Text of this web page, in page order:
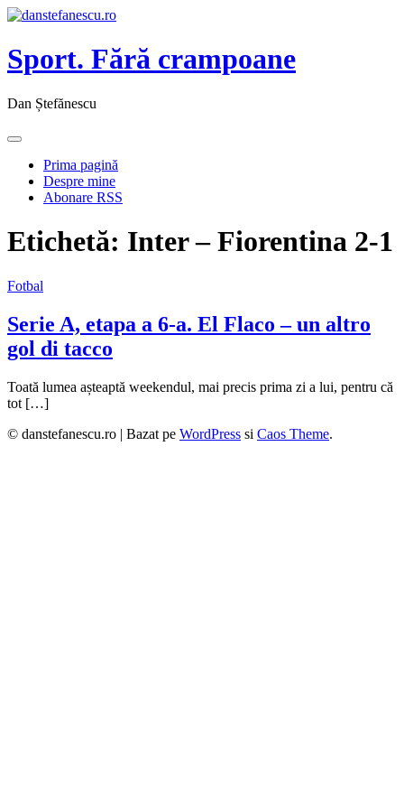
Sport. Fără crampoane
Dan Ștefănescu
Prima pagină
Despre mine
Abonare RSS
Etichetă: Inter – Fiorentina 2-1
Fotbal
Serie A, etapa a 6-a. El Flaco – un altro
gol di tacco
Toată lumea așteaptă weekendul, mai precis prima zi a lui, pentru că
tot […]
© danstefanescu.ro | Bazat pe WordPress si Caos Theme.